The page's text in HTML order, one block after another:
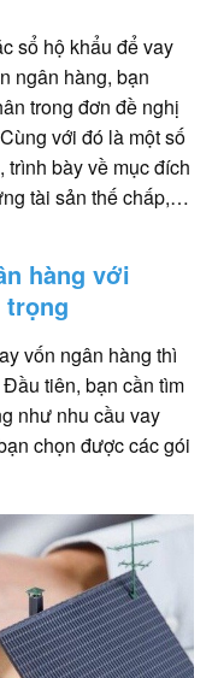
sổ hộ khẩu để vay
ngân hàng, bạn
trong đơn đề nghị
với đó là một số
trình bày về mục đích
tài sản thế chấp,…
hàng với
vốn ngân hàng thì
tiên, bạn cần tìm
như nhu cầu vay
chọn được các gói